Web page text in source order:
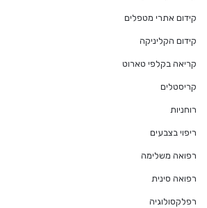
קידום אתרי מטפלים
קידום הקליניקה
קריאה בקלפי טארוט
קריסטלים
רוחניות
ריפוי בצבעים
רפואה משלימה
רפואה סינית
רפלקסולוגיה